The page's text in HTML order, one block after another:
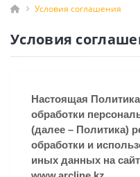
Условия соглашения
Условия
Настоящая
обработки
(далее – Политика)
обработки и
иных данных на